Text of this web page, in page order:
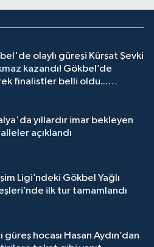
olaylı güreşi Kürşat Şevki
kazandı! Gökbel’de
finalistler belli oldu...
yıllardır imar bekleyen
açıklandı
Ligi’ndeki Gökbel Yağlı
ilk tur tamamlandı
güreş hocası Hasan Aydın’dan